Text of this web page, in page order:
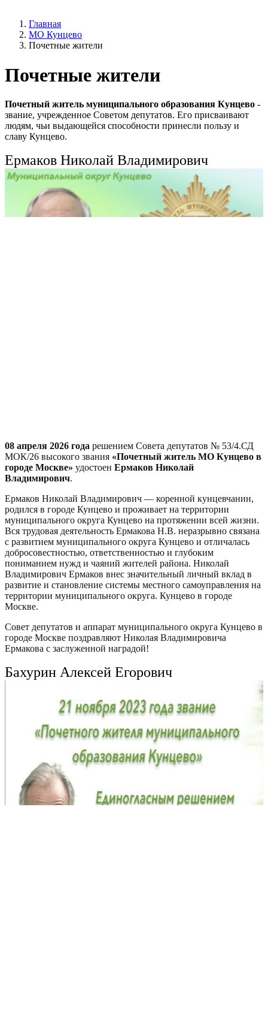
Главная
МО Кунцево
Почетные жители
Почетные жители
Почетный житель муниципального образования Кунцево -
звание, учрежденное Советом депутатов. Его присваивают
людям, чьи выдающейся способности принесли пользу и
славу Кунцево.
Ермаков Николай Владимирович
08 апреля 2026 года решением Совета депутатов № 53/4.СД
МОК/26 высокого звания «Почетный житель МО Кунцево в
городе Москве» удостоен Ермаков Николай
Владимирович.
Ермаков Николай Владимирович — коренной кунцевчанин,
родился в городе Кунцево и проживает на территории
муниципального округа Кунцево на протяжении всей жизни.
Вся трудовая деятельность Ермакова Н.В. неразрывно связана
с развитием муниципального округа Кунцево и отличалась
добросовестностью, ответственностью и глубоким
пониманием нужд и чаяний жителей района. Николай
Владимирович Ермаков внес значительный личный вклад в
развитие и становление системы местного самоуправления на
территории муниципального округа. Кунцево в городе
Москве.
Совет депутатов и аппарат муниципального округа Кунцево в
городе Москве поздравляют Николая Владимировича
Ермакова с заслуженной наградой!
Бахурин Алексей Егорович